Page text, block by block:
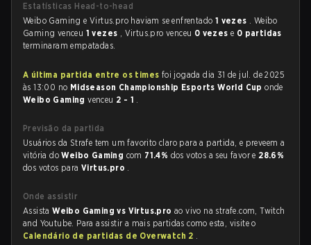
Estatísticas Head-to-head
Weibo Gaming e Virtus.pro haviam se enfrentado 1 vezes . Weibo
Gaming venceu 1 vezes , Virtus.pro venceu 0 vezese 0 partidas
terminaram empatadas.
A última partida entre os times foi jogada dia 31 de jul. de 2025
às 13:00 no Midseason Championship Esports World Cuponde
Weibo Gamingvenceu 2 - 1 .
Previsão da partida
Usuários da Strafe tem um favorito claro para a partida, e preveem a
vitória doWeibo Gaming com 71.4% dos votos a seu favor e 28.6%
dos votos para Virtus.pro .
Onde assistir
AssistaWeibo Gaming vs Virtus.proao vivo na strafe.com, Twitch
and Youtube. Para assistir a mais partidas como esta, visite o
Calendário de partidas de Overwatch 2 .